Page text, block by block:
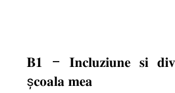
𝐁𝟏 – 𝐈𝐧𝐜𝐥𝐮𝐳𝐢𝐮𝐧𝐞 𝐬𝐢
ș𝐜𝐨𝐚𝐥𝐚 𝐦𝐞𝐚